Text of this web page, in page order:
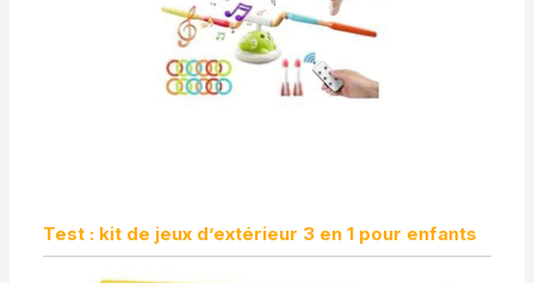
Test : kit de jeux d’extérieur 3 en 1 pour enfants